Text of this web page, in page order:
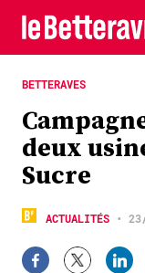
Actualités
Économie
Agronomie
Matériels
La
BETTERAVES
deux
Sucre
ACTUALITÉS •